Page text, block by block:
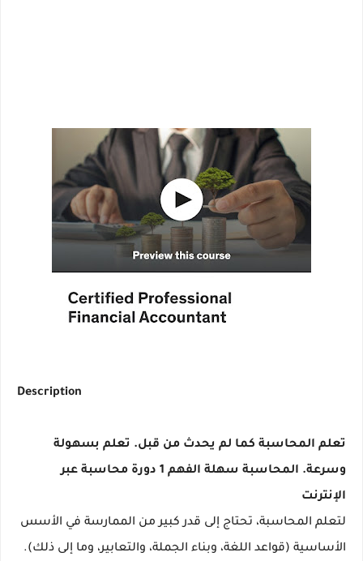
Description
تعلم المحاسبة كما لم يحدث من قبل. تعلم بسهولة
وسرعة. المحاسبة سهلة الفهم 1 دورة محاسبة عبر
الإنترنت
لتعلم المحاسبة، تحتاج إلى قدر كبير من الممارسة في الأسس
الأساسية (قواعد اللغة، وبناء الجملة، والتعابير، وما إلى ذلك).